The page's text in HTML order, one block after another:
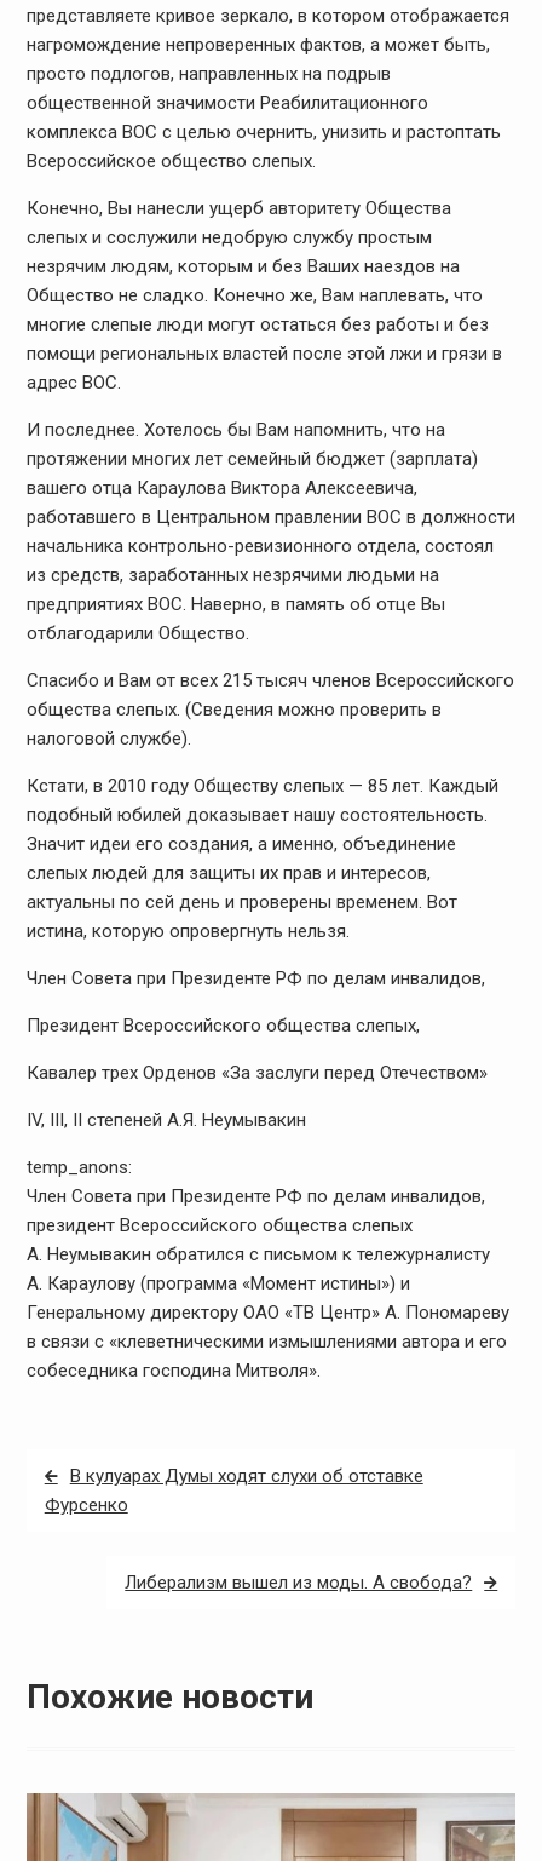
представляете кривое зеркало, в котором отображается
нагромождение непроверенных фактов, а может быть,
просто подлогов, направленных на подрыв
общественной значимости Реабилитационного
комплекса ВОС с целью очернить, унизить и растоптать
Всероссийское общество слепых.
Конечно, Вы нанесли ущерб авторитету Общества
слепых и сослужили недобрую службу простым
незрячим людям, которым и без Ваших наездов на
Общество не сладко. Конечно же, Вам наплевать, что
многие слепые люди могут остаться без работы и без
помощи региональных властей после этой лжи и грязи в
адрес ВОС.
И последнее. Хотелось бы Вам напомнить, что на
протяжении многих лет семейный бюджет (зарплата)
вашего отца Караулова Виктора Алексеевича,
работавшего в Центральном правлении ВОС в должности
начальника контрольно-ревизионного отдела, состоял
из средств, заработанных незрячими людьми на
предприятиях ВОС. Наверно, в память об отце Вы
отблагодарили Общество.
Спасибо и Вам от всех 215 тысяч членов Всероссийского
общества слепых. (Сведения можно проверить в
налоговой службе).
Кстати, в 2010 году Обществу слепых — 85 лет. Каждый
подобный юбилей доказывает нашу состоятельность.
Значит идеи его создания, а именно, объединение
слепых людей для защиты их прав и интересов,
актуальны по сей день и проверены временем. Вот
истина, которую опровергнуть нельзя.
Член Совета при Президенте РФ по делам инвалидов,
Президент Всероссийского общества слепых,
Кавалер трех Орденов «За заслуги перед Отечеством»
IV, III, II степеней А.Я. Неумывакин
temp_anons:
Член Совета при Президенте РФ по делам инвалидов,
президент Всероссийского общества слепых
А. Неумывакин обратился с письмом к тележурналисту
А. Караулову (программа «Момент истины») и
Генеральному директору ОАО «ТВ Центр» А. Пономареву
в связи с «клеветническими измышлениями автора и его
собеседника господина Митволя».
Навигация
по
В кулуарах Думы ходят слухи об отставке
Фурсенко
Либерализм вышел из моды. А свобода?
Похожие новости